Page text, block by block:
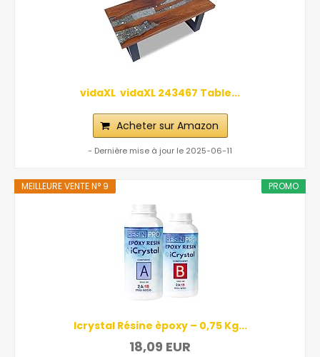
vidaXL ‎ vidaXL‎ ‎243467 Table...
Acheter sur Amazon
- Dernière mise à jour le 2025-06-11
PROMO
MEILLEURE VENTE N° 9
Icrystal Résine èpoxy – 0,75 Kg...
18,09 EUR